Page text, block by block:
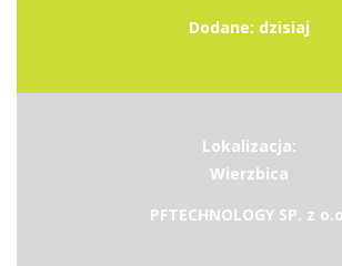
Dodane: dzisiaj
Lokalizacja:
Wierzbica
PFTECHNOLOGY SP. z